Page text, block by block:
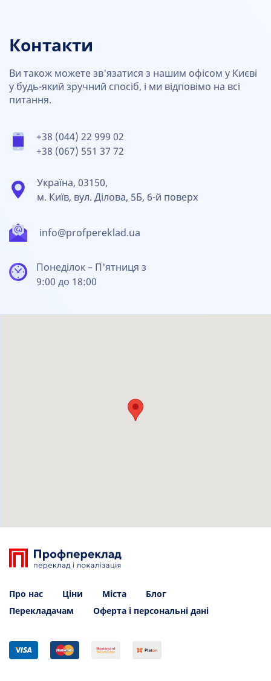
Контакти
Ви також можете зв'язатися з нашим офісом у Києві
у будь-який зручний спосіб, і ми відповімо на всі
питання.
+38 (044) 22 999 02
+38 (067) 551 37 72
info@profpereklad.ua
Україна, 03150,
м. Київ, вул. Ділова, 5Б, 6-й поверх
Понеділок – П'ятниця з
9:00 до 18:00
Про нас Ціни Міста
Блог
Перекладачам
Оферта і персональні дані